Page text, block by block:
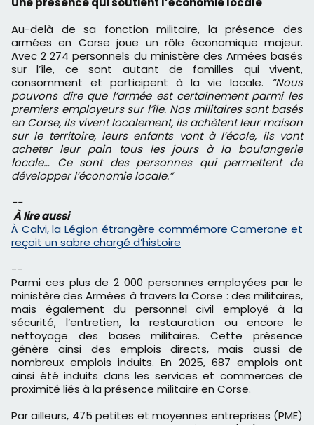
Au-delà de sa fonction militaire, la présence des
armées en Corse joue un rôle économique majeur.
Avec 2 274 personnels du ministère des Armées basés
sur l’île, ce sont autant de familles qui vivent,
consomment et participent à la vie locale. “Nous
pouvons dire que l’armée est certainement parmi les
premiers employeurs sur l’île. Nos militaires sont basés
en Corse, ils vivent localement, ils achètent leur maison
sur le territoire, leurs enfants vont à l’école, ils vont
acheter leur pain tous les jours à la boulangerie
locale… Ce sont des personnes qui permettent de
développer l’économie locale.”
--
À lire aussi
À Calvi, la Légion étrangère commémore Camerone et
reçoit un sabre chargé d’histoire
--
Parmi ces plus de 2 000 personnes employées par le
ministère des Armées à travers la Corse : des militaires,
mais également du personnel civil employé à la
sécurité, l’entretien, la restauration ou encore le
nettoyage des bases militaires. Cette présence
génère ainsi des emplois directs, mais aussi de
nombreux emplois induits. En 2025, 687 emplois ont
ainsi été induits dans les services et commerces de
proximité liés à la présence militaire en Corse.
Par ailleurs, 475 petites et moyennes entreprises (PME)